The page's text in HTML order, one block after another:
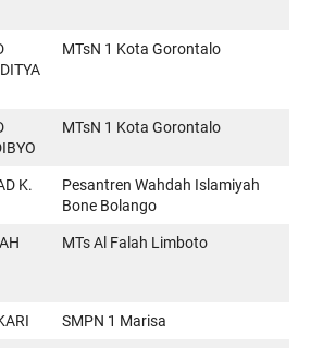
MTsN 1 Kota Gorontalo
MTsN 1 Kota Gorontalo
K.
Pesantren Wahdah Islamiyah
Bone Bolango
MTs Al Falah Limboto
SMPN 1 Marisa